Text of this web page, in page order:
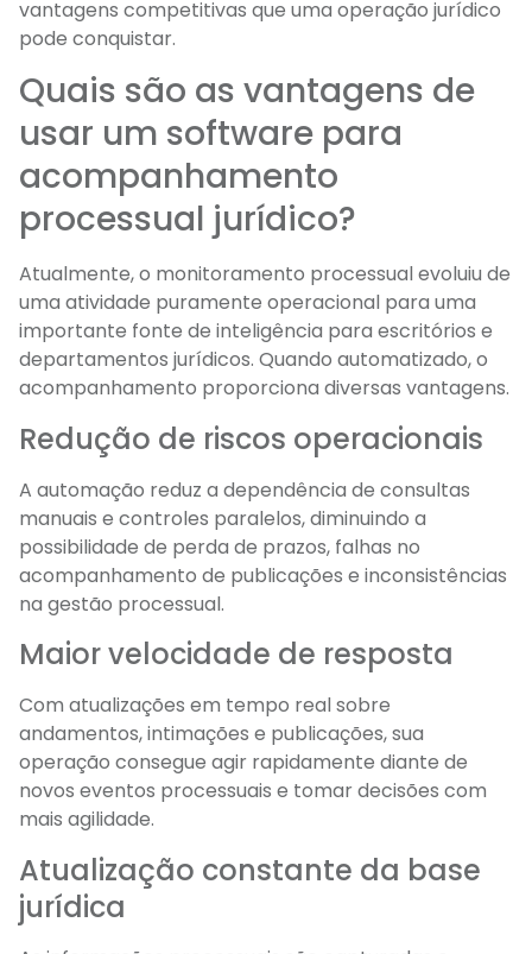
vantagens competitivas que uma operação jurídico
pode conquistar.
Quais são as vantagens de
usar um software para
acompanhamento
processual jurídico?
Atualmente, o monitoramento processual evoluiu de
uma atividade puramente operacional para uma
importante fonte de inteligência para escritórios e
departamentos jurídicos. Quando automatizado, o
acompanhamento proporciona diversas vantagens.
Redução de riscos operacionais
A automação reduz a dependência de consultas
manuais e controles paralelos, diminuindo a
possibilidade de perda de prazos, falhas no
acompanhamento de publicações e inconsistências
na gestão processual.
Maior velocidade de resposta
Com atualizações em tempo real sobre
andamentos, intimações e publicações, sua
operação consegue agir rapidamente diante de
novos eventos processuais e tomar decisões com
mais agilidade.
Atualização constante da base
jurídica